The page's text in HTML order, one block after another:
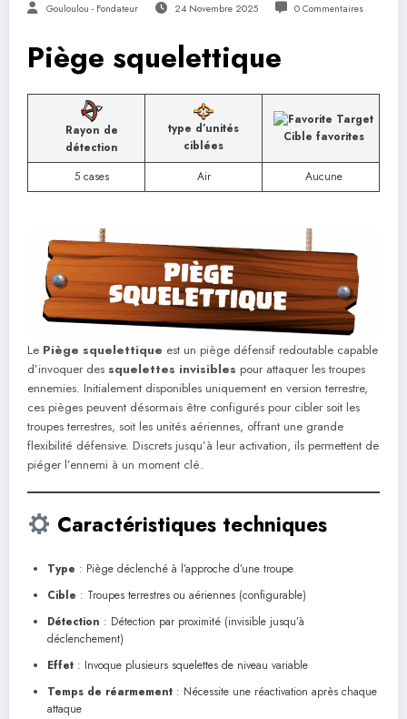
Gouloulou - Fondateur 24 Novembre 2025 0 Commentaires
Piège squelettique
Rayon de
détection
type d’unités
ciblées
Cible favorites
5 cases Air Aucune
Le Piège squelettique est un piège défensif redoutable capable
d’invoquer des squelettes invisibles pour attaquer les troupes
ennemies. Initialement disponibles uniquement en version terrestre,
ces pièges peuvent désormais être configurés pour cibler soit les
troupes terrestres, soit les unités aériennes, offrant une grande
flexibilité défensive. Discrets jusqu’à leur activation, ils permettent de
piéger l’ennemi à un moment clé.
Caractéristiques techniques
Type : Piège déclenché à l’approche d’une troupe
Cible : Troupes terrestres ou aériennes (configurable)
Détection : Détection par proximité (invisible jusqu’à
déclenchement)
Effet : Invoque plusieurs squelettes de niveau variable
Temps de réarmement : Nécessite une réactivation après chaque
attaque